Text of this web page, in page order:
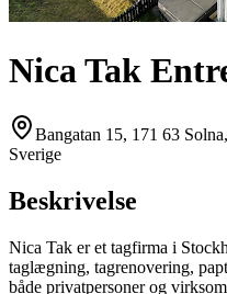
Nica Tak
Bangatan 15, 171 63
Sverige
Beskrivelse
Nica Tak er et tagfirma i
taglægning, tagrenovering,
både privatpersoner og